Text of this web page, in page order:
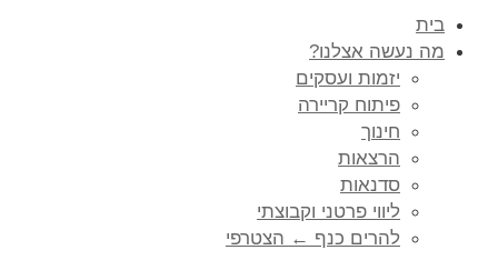
בית
מה נעשה אצלנו?
יזמות ועסקים
פיתוח קריירה
חינוך
הרצאות
סדנאות
ליווי פרטני וקבוצתי
להרים כנף ← הצטרפי